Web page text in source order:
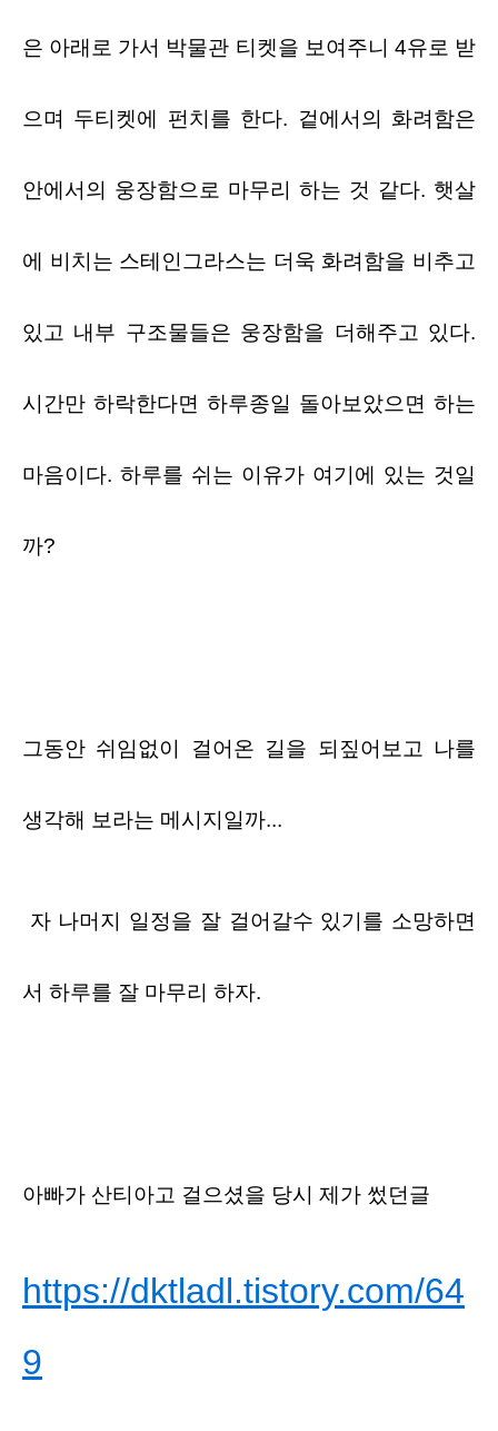
은 아래로 가서 박물관 티켓을 보여주니 4유로 받
으며 두티켓에 펀치를 한다. 겉에서의 화려함은
안에서의 웅장함으로 마무리 하는 것 같다. 햇살
에 비치는 스테인그라스는 더욱 화려함을 비추고
있고 내부 구조물들은 웅장함을 더해주고 있다.
시간만 하락한다면 하루종일 돌아보았으면 하는
마음이다. 하루를 쉬는 이유가 여기에 있는 것일
까?
그동안 쉬임없이 걸어온 길을 되짚어보고 나를
생각해 보라는 메시지일까...
자 나머지 일정을 잘 걸어갈수 있기를 소망하면
서 하루를 잘 마무리 하자.
아빠가 산티아고 걸으셨을 당시 제가 썼던글
https://dktladl.tistory.com/64
9